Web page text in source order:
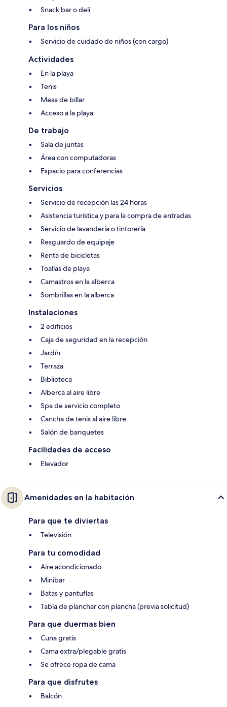
Snack bar o deli
Para los niños
Servicio de cuidado de niños (con cargo)
Actividades
En la playa
Tenis
Mesa de billar
Acceso a la playa
De trabajo
Sala de juntas
Área con computadoras
Espacio para conferencias
Servicios
Servicio de recepción las 24 horas
Asistencia turística y para la compra de entradas
Servicio de lavandería o tintorería
Resguardo de equipaje
Renta de bicicletas
Toallas de playa
Camastros en la alberca
Sombrillas en la alberca
Instalaciones
2 edificios
Caja de seguridad en la recepción
Jardín
Terraza
Biblioteca
Alberca al aire libre
Spa de servicio completo
Cancha de tenis al aire libre
Salón de banquetes
Facilidades de acceso
Elevador
Amenidades en la habitación
Para que te diviertas
Televisión
Para tu comodidad
Aire acondicionado
Minibar
Batas y pantuflas
Tabla de planchar con plancha (previa solicitud)
Para que duermas bien
Cuna gratis
Cama extra/plegable gratis
Se ofrece ropa de cama
Para que disfrutes
Balcón